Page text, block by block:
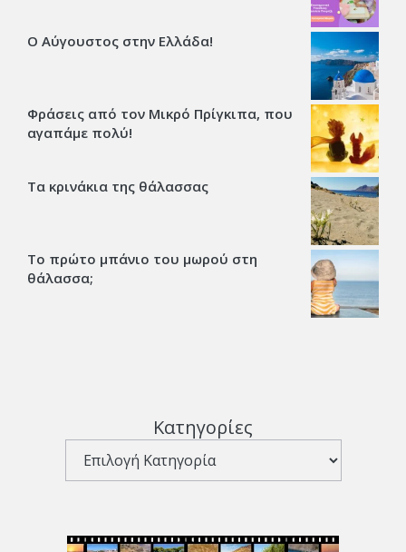
Ο Αύγουστος στην Ελλάδα!
Φράσεις από τον Μικρό Πρίγκιπα, που
αγαπάμε πολύ!
Τα κρινάκια της θάλασσας
Το πρώτο μπάνιο του μωρού στη
θάλασσα;
Κατηγορίες